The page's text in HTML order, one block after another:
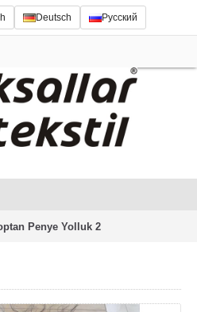
Deutsch Русский
Penye Yolluk 2